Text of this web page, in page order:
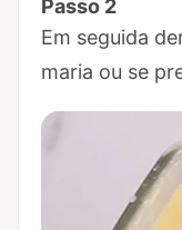
Passo 2
Marcar Passo
Em seguida
maria ou se